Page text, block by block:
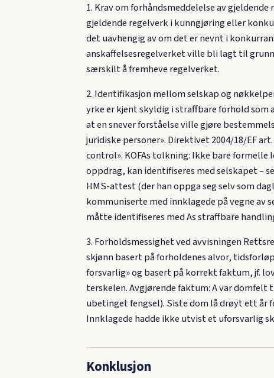
1. Krav om forhåndsmeddelelse av
gjeldende regelverk i kunngjøring eller
det uavhengig av om det er nevnt i
anskaffelsesregelverket ville bli lagt til
særskilt å fremheve regelverket.
2. Identifikasjon mellom selskap og
yrke er kjent skyldig i straffbare forhold som
at en snever forståelse ville gjøre
juridiske personer». Direktivet 2004/18/EF
control». KOFAs tolkning: Ikke bare
oppdrag, kan identifiseres med selskapet –
HMS-attest (der han oppga seg selv som
kommuniserte med innklagede på vegne av
måtte identifiseres med As straffbare
3. Forholdsmessighet ved avvisningen
skjønn basert på forholdenes alvor,
forsvarlig» og basert på korrekt faktum, jf.
terskelen. Avgjørende faktum: A var domfelt
ubetinget fengsel). Siste dom lå drøyt ett år
Innklagede hadde ikke utvist et uforsvarlig
Konklusjon